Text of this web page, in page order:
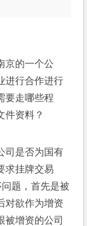
京的一个公
进行合作进行
要走哪些程
件资料？
司是否为国有
求挂牌交易
题，首先是被
对欲作为增资
被增资的公司